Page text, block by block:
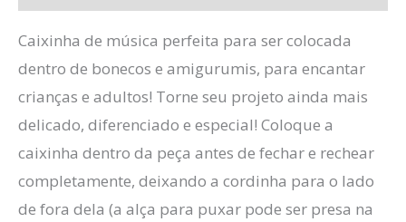
Caixinha de música perfeita para ser colocada
dentro de bonecos e amigurumis, para encantar
crianças e adultos! Torne seu projeto ainda mais
delicado, diferenciado e especial! Coloque a
caixinha dentro da peça antes de fechar e rechear
completamente, deixando a cordinha para o lado
de fora dela (a alça para puxar pode ser presa na